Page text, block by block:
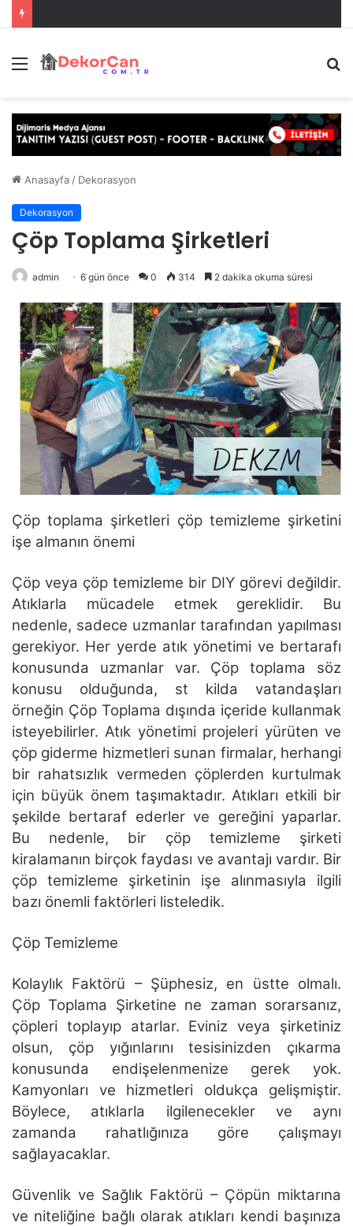
Menü
...
Anasayfa / Dekorasyon
Dekorasyon
Çöp Toplama Şirketleri
admin 6 gün önce 0 314 2 dakika okuma süresi
Çöp toplama şirketleri çöp temizleme şirketini
işe almanın önemi
Çöp veya çöp temizleme bir DIY görevi değildir.
Atıklarla mücadele etmek gereklidir. Bu
nedenle, sadece uzmanlar tarafından yapılması
gerekiyor. Her yerde atık yönetimi ve bertarafı
konusunda uzmanlar var. Çöp toplama söz
konusu olduğunda, st kilda vatandaşları
örneğin Çöp Toplama dışında içeride kullanmak
isteyebilirler. Atık yönetimi projeleri yürüten ve
çöp giderme hizmetleri sunan firmalar, herhangi
bir rahatsızlık vermeden çöplerden kurtulmak
için büyük önem taşımaktadır. Atıkları etkili bir
şekilde bertaraf ederler ve gereğini yaparlar.
Bu nedenle, bir çöp temizleme şirketi
kiralamanın birçok faydası ve avantajı vardır. Bir
çöp temizleme şirketinin işe alınmasıyla ilgili
bazı önemli faktörleri listeledik.
Çöp Temizleme
Kolaylık Faktörü – Şüphesiz, en üstte olmalı.
Çöp Toplama Şirketine ne zaman sorarsanız,
çöpleri toplayıp atarlar. Eviniz veya şirketiniz
olsun, çöp yığınlarını tesisinizden çıkarma
konusunda endişelenmenize gerek yok.
Kamyonları ve hizmetleri oldukça gelişmiştir.
Böylece, atıklarla ilgilenecekler ve aynı
zamanda rahatlığınıza göre çalışmayı
sağlayacaklar.
Güvenlik ve Sağlık Faktörü – Çöpün miktarına
ve niteliğine bağlı olarak atıkları kendi başınıza